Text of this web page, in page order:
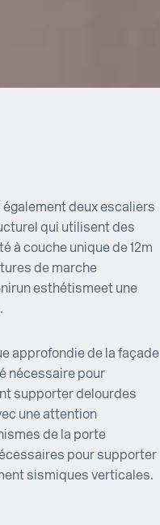
deux escaliers
qui utilisent des
à couche unique de 12m
de marche
un esthétisme et une
approfondie de la façade
nécessaire pour
supporter de lourdes
une attention
de la porte
pour supporter
sismiques verticales.